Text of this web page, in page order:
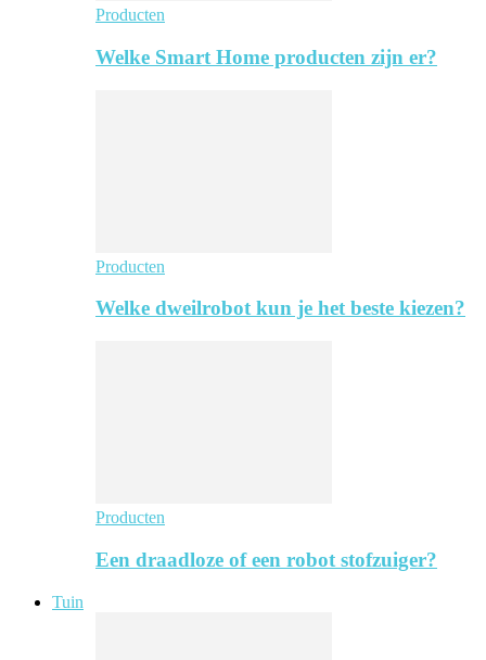
Producten
Welke Smart Home producten zijn er?
Producten
Welke dweilrobot kun je het beste kiezen?
Producten
Een draadloze of een robot stofzuiger?
Tuin